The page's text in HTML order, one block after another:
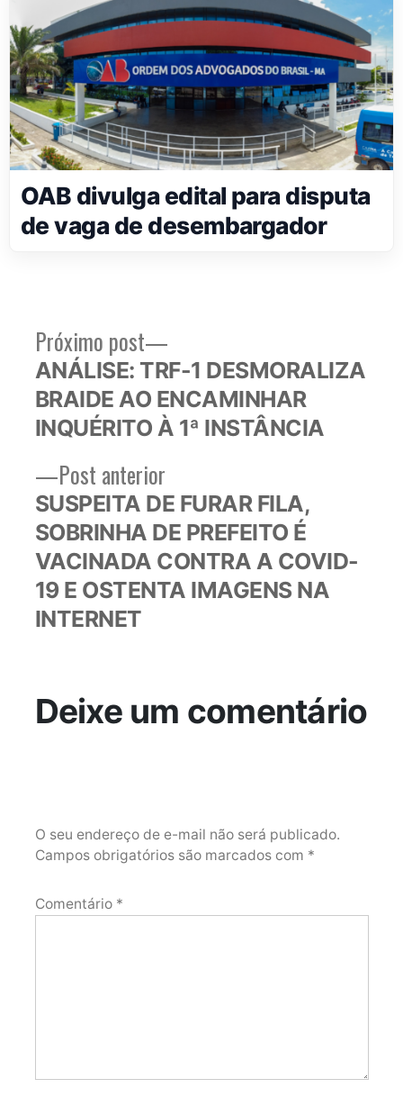
OAB divulga edital para disputa
de vaga de desembargador
Navegação
de
Post
Post anteriorPost
anterior:
SUSPEITA DE FURAR FILA,
SOBRINHA DE PREFEITO É
VACINADA CONTRA A COVID-
19 E OSTENTA IMAGENS NA
INTERNET
Próximo post
Próximo
post:
ANÁLISE: TRF-1 DESMORALIZA
BRAIDE AO ENCAMINHAR
INQUÉRITO À 1ª INSTÂNCIA
Deixe um comentário
O seu endereço de e-mail não será publicado.
Campos obrigatórios são marcados com *
Comentário *